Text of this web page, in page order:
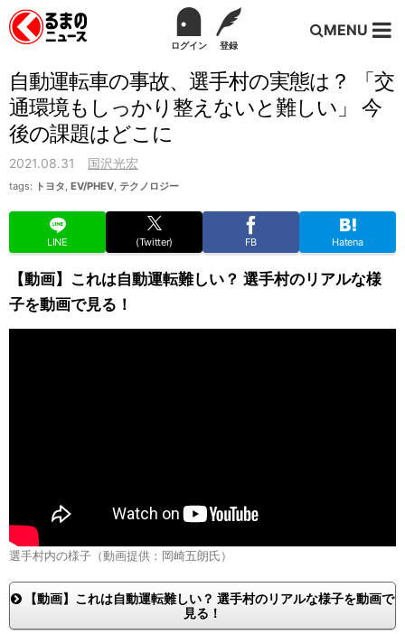
ログイン 登録
MENU
自動運転車の事故、選手村の実態は？ 「交
通環境もしっかり整えないと難しい」 今
後の課題はどこに
2021.08.31 国沢光宏
tags: トヨタ, EV/PHEV, テクノロジー
LINE (Twitter) FB Hatena
【動画】これは自動運転難しい？ 選手村のリアルな様
子を動画で見る！
選手村内の様子（動画提供：岡崎五朗氏）
【動画】これは自動運転難しい？ 選手村のリアルな様子を動画で
見る！